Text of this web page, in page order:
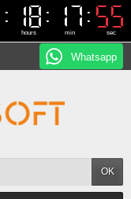
18
18
hours
17
17
min
55
54
54
55
sec
Whatsapp
OK